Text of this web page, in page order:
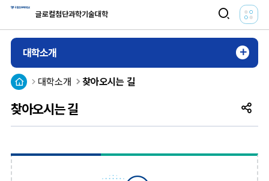
글로컬첨단과학기술대학
검
색
활
성
전
체
메
뉴
대학소개
찾아오시는 길
HOME대학소개 찾아오시는 길
공